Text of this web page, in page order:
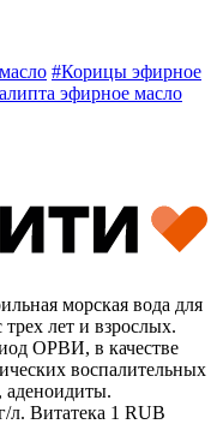
#Корицы эфирное
эфирное масло
морская вода для
лет и взрослых.
ОРВИ, в качестве
воспалительных
аденоидиты.
л. Витатека 1 RUB